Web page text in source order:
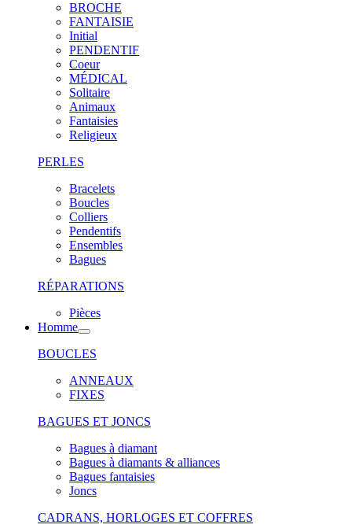
BROCHE
FANTAISIE
Initial
PENDENTIF
Coeur
MÉDICAL
Solitaire
Animaux
Fantaisies
Religieux
PERLES
Bracelets
Boucles
Colliers
Pendentifs
Ensembles
Bagues
RÉPARATIONS
Pièces
Homme
BOUCLES
ANNEAUX
FIXES
BAGUES ET JONCS
Bagues à diamant
Bagues à diamants & alliances
Bagues fantaisies
Joncs
CADRANS, HORLOGES ET COFFRES